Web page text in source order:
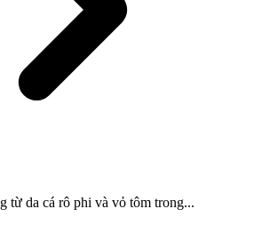
từ da cá rô phi và vỏ tôm trong...